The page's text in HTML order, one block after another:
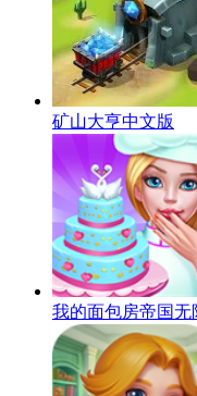
矿山大亨中文版
我的面包房帝国无